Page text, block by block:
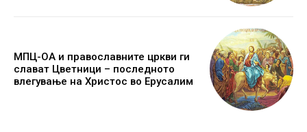
МПЦ-ОА и православните цркви ги
слават Цветници – последното
влегување на Христос во Ерусалим